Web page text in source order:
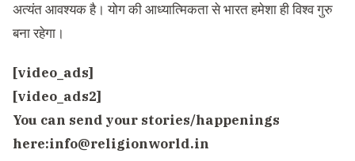
अत्यंत आवश्यक है। योग की आध्यात्मिकता से भारत हमेशा ही विश्व गुरु
बना रहेगा।
[video_ads]
[video_ads2]
You can send your stories/happenings
here:info@religionworld.in